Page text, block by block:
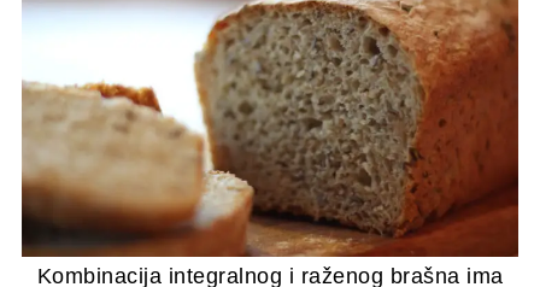
Kombinacija integralnog i raženog brašna ima